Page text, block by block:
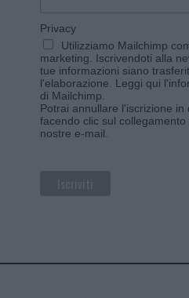
Privacy
Utilizziamo Mailchimp
marketing. Iscrivendoti alla
tue informazioni siano
l'elaborazione. Leggi qui
di Mailchimp
Potrai annullare l'iscrizione in
facendo clic sul
nostre e-mail.